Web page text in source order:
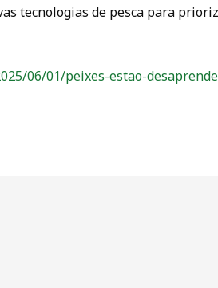
tecnologias de pesca para
06/01/peixes-estao-